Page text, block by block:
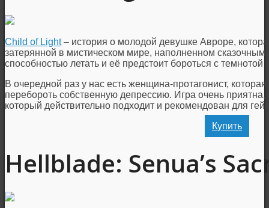
Child of Light– история о молодой девушке Авроре,
затерянной в мистическом мире, наполненном
способностью летать и её предстоит бороться с темнотой
В очередной раз у нас есть женщина-протагонист,
перебороть собственную депрессию. Игра очень приятна,
который действительно подходит и рекомендован для
Купить
Hellblade: Senua’s